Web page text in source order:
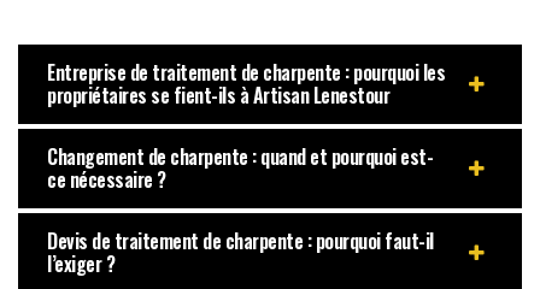
Entreprise de traitement de charpente : pourquoi les
propriétaires se fient-ils à Artisan Lenestour
Changement de charpente : quand et pourquoi est-
ce nécessaire ?
Devis de traitement de charpente : pourquoi faut-il
l’exiger ?